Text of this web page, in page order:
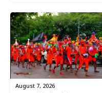
August 7, 2026